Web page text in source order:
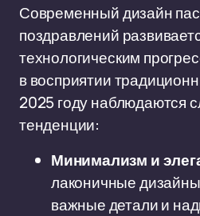
Современный дизайн
поздравлений
технологическим
в восприятии
2025 году наблюдаются
тенденции:
Минимализм и
лаконичные
важные детали и